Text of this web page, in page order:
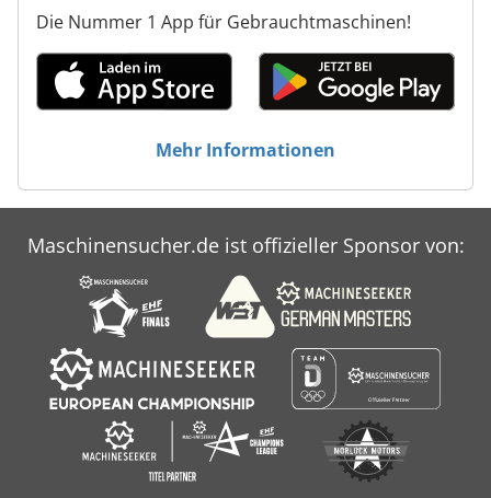
Die Nummer 1 App für Gebrauchtmaschinen!
Mehr Informationen
Maschinensucher.de ist offizieller Sponsor von: